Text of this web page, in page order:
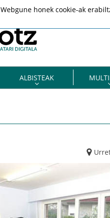
ALBISTEAK
Webgune honek cookie-ak